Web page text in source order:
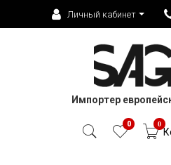
Личный кабинет
Импортер
0 0